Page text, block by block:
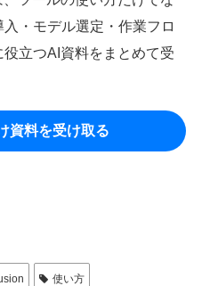
・モデル選定・作業フロ
立つAI資料をまとめて受
資料を受け取る
使い方